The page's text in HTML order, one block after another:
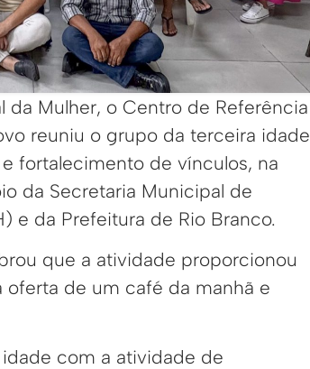
Mulher, o Centro de Referência
reuniu o grupo da terceira idade
fortalecimento de vínculos, na
da Secretaria Municipal de
e da Prefeitura de Rio Branco.
que a atividade proporcionou
oferta de um café da manhã e
com a atividade de